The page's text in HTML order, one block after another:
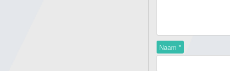
Naam *